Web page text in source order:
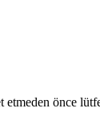
önce